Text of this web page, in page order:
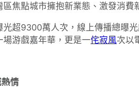
焦點城市擁抱新業態、激發消費
超9300萬人次，線上傳播總曝
游戲嘉年華，更是一侘寂風次以
情